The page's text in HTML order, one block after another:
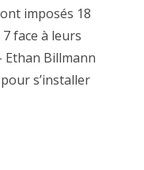
imposés 18
face à leurs
Billmann
s’installer